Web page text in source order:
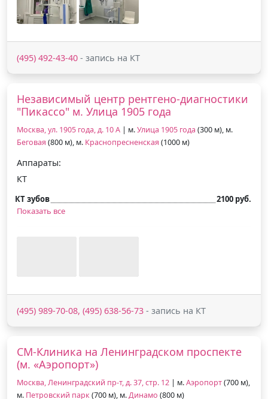
(495) 492-43-40 - запись на КТ
Независимый центр рентгено-диагностики
"Пикассо" м. Улица 1905 года
Москва, ул. 1905 года, д. 10 А | м.Улица 1905 года (300 м), м.
Беговая (800 м), м. Краснопресненская (1000 м)
Аппараты:
КТ
КТ зубов
2100 руб.
Показать все
(495) 989-70-08, (495) 638-56-73 - запись на КТ
СМ-Клиника на Ленинградском проспекте
(м. «Аэропорт»)
Москва, Ленинградский пр-т, д. 37, стр. 12 | м.Аэропорт(700 м),
м. Петровский парк(700 м), м.Динамо (800 м)